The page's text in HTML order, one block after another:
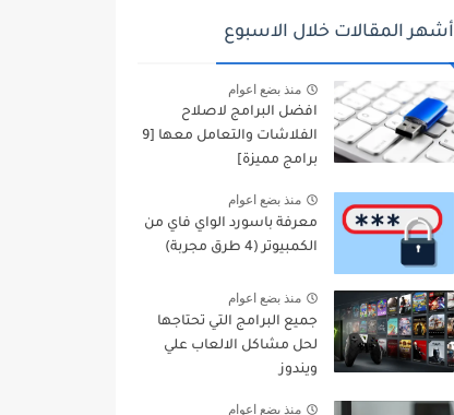
أشهر المقالات خلال الاسبوع
منذ بضع اعوام
افضل البرامج لاصلاح
الفلاشات والتعامل معها [9
برامج مميزة]
منذ بضع اعوام
معرفة باسورد الواي فاي من
الكمبيوتر (4 طرق مجربة)
منذ بضع اعوام
جميع البرامج التي تحتاجها
لحل مشاكل الالعاب علي
ويندوز
منذ بضع اعوام